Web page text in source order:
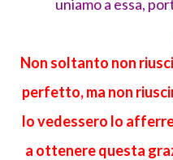
uniamo a essa,
Non soltanto non
perfetto, ma non
lo vedessero lo
a ottenere questa